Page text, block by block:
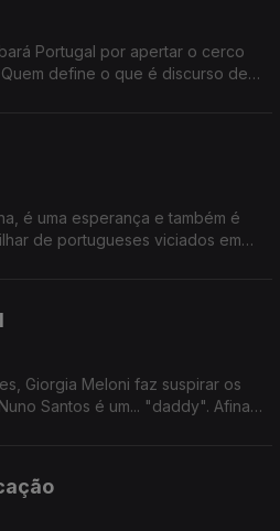
Portugal por apertar o cerco
define o que é discurso de
é uma esperança e também é
de portugueses viciados em
Giorgia Meloni faz suspirar os
Santos é um... "daddy". Afinal,